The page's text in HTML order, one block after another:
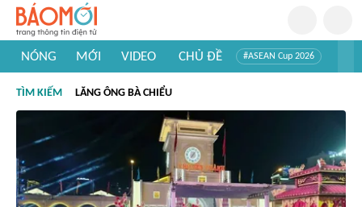
NÓNG MỚI VIDEO CHỦ ĐỀ #ASEAN Cup 2026
#Khám phá thế giới
TÌM KIẾM LĂNG ÔNG BÀ CHIỂU